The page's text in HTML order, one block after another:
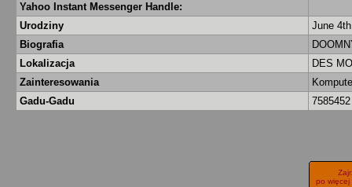
Yahoo Instant Messenger Handle:
Urodziny
June
Biografia
Lokalizacja
DES
Zainteresowania
Gadu-Gadu
po więcej